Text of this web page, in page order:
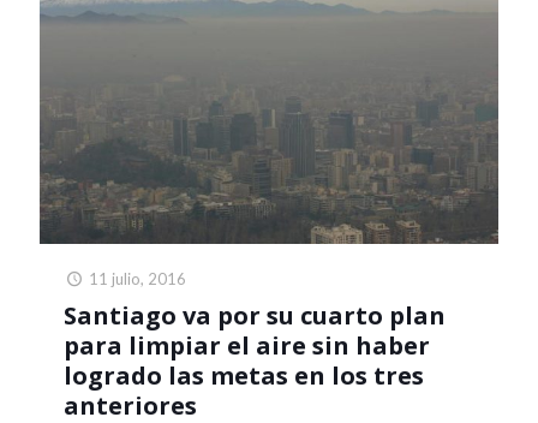
11 julio, 2016
Santiago va por su cuarto plan
para limpiar el aire sin haber
logrado las metas en los tres
anteriores